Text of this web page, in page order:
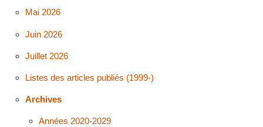
Mai 2026
Juin 2026
Juillet 2026
Listes des articles publiés (1999-)
Archives
Années 2020-2029